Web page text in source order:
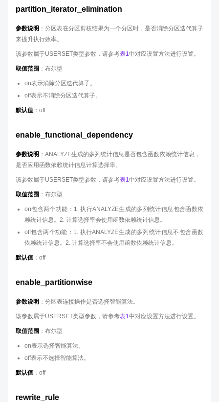
partition_iterator_elimination
参数说明 ：分区表在分区剪枝结果为一个分区时，是否消除分区迭代算子
来提升执行效率。
该参数属于USERSET类型参数，请参考表1中对应设置方法进行设置。
取值范围 ：布尔型
on表示消除分区迭代算子。
off表示不消除分区迭代算子。
默认值 ：off
enable_functional_dependency
参数说明 ：ANALYZE生成的多列统计信息是否包含函数依赖统计信息，
是否应用函数依赖统计信息计算选择率。
该参数属于USERSET类型参数，请参考表1中对应设置方法进行设置。
取值范围 ：布尔型
on包含两个功能：1. 执行ANALYZE生成的多列统计信息包含函数依
赖统计信息。2. 计算选择率会使用函数依赖统计信息。
off包含两个功能：1. 执行ANALYZE生成的多列统计信息不包含函数
依赖统计信息。2. 计算选择率不会使用函数依赖统计信息。
默认值 ：off
enable_partitionwise
参数说明 ：分区表连接操作是否选择智能算法。
该参数属于USERSET类型参数，请参考表1中对应设置方法进行设置。
取值范围 ：布尔型
on表示选择智能算法。
off表示不选择智能算法。
默认值 ：off
rewrite_rule